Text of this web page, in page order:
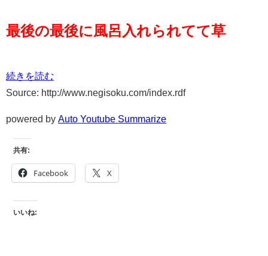
最後の最後に風呂入れられてて草
続きを読む
Source: http://www.negisoku.com/index.rdf
powered by Auto Youtube Summarize
共有:
Facebook X
いいね: